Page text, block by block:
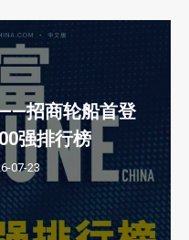
招商轮船首登
强排行榜
07-23